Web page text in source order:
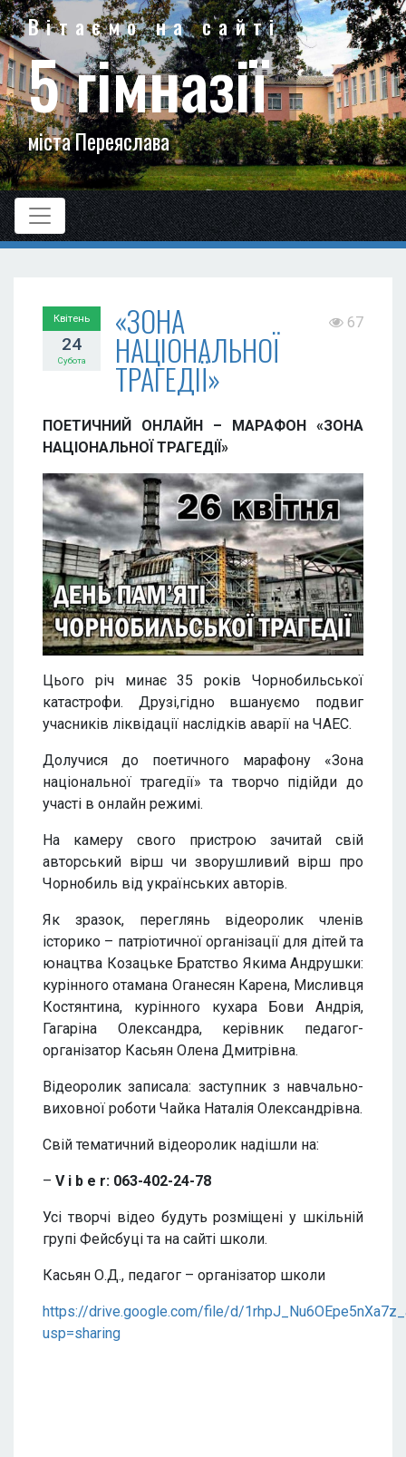
Вітаємо на сайті
5 гімназії
міста Переяслава
Квітень
24
Субота
«ЗОНА
НАЦІОНАЛЬНОЇ
ТРАГЕДІЇ»
67
ПОЕТИЧНИЙ ОНЛАЙН – МАРАФОН «ЗОНА
НАЦІОНАЛЬНОЇ ТРАГЕДІЇ»
Цього річ минає 35 років Чорнобильської
катастрофи. Друзі,гідно вшануємо подвиг
учасників ліквідації наслідків аварії на ЧАЕС.
Долучися до поетичного марафону «Зона
національної трагедії» та творчо підійди до
участі в онлайн режимі.
На камеру свого пристрою зачитай свій
авторський вірш чи зворушливий вірш про
Чорнобиль від українських авторів.
Як зразок, переглянь відеоролик членів
історико – патріотичної організації для дітей та
юнацтва Козацьке Братство Якима Андрушки:
курінного отамана Оганесян Карена, Мисливця
Костянтина, курінного кухара Бови Андрія,
Гагаріна Олександра, керівник педагог-
організатор Касьян Олена Дмитрівна.
Відеоролик записала: заступник з навчально-
виховної роботи Чайка Наталія Олександрівна.
Свій тематичний відеоролик надішли на:
– V i b e r: 063-402-24-78
Усі творчі відео будуть розміщені у шкільній
групі Фейсбуці та на сайті школи.
Касьян О.Д., педагог – організатор школи
https://drive.google.com/file/d/
usp=sharing